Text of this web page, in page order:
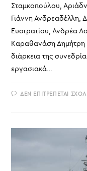
Σταμκοπούλου,
Γιάννη
Ευστρατίου, Ανδρέα
Καραθανάση
διάρκεια της
εργασιακά…
ΔΕΝ ΕΠΙΤΡΈΠΕΤΑΙ